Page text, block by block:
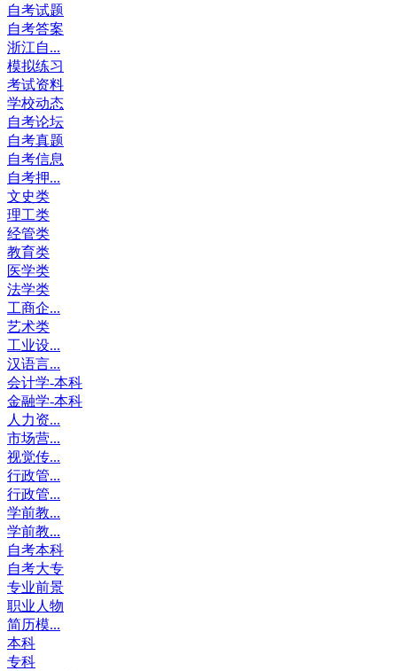
自考试题
自考答案
浙江自...
模拟练习
考试资料
学校动态
自考论坛
自考真题
自考信息
自考押...
文史类
理工类
经管类
教育类
医学类
法学类
工商企...
艺术类
工业设...
汉语言...
会计学-本科
金融学-本科
人力资...
市场营...
视觉传...
行政管...
行政管...
学前教...
学前教...
自考本科
自考大专
专业前景
职业人物
简历模...
本科
专科